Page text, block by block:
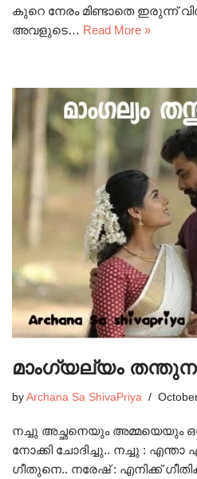
കുറെ നേരം മിണ്ടാതെ ഇരുന്ന്
അവളുടെ… Read More »
മാംഗ്യല്യം
by Archana Sa ShivaPriya
നച്ചു അച്ഛനെയും അമ്മയെയും
നോക്കി ചോദിച്ചു.. നച്ചു :
ഗീതുനെ.. നരേഷ് : എനിക്ക്